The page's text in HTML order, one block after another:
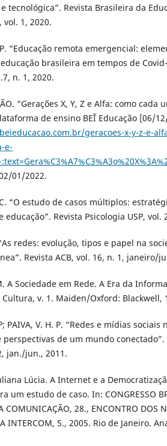
tecnológica”. Revista Brasileira da
vol. 1, 2020.
P. “Educação remota emergencial:
brasileira em tempos de
n. 1, 2020.
“Gerações X, Y, Z e Alfa: como cada
de ensino BEĨ Educação [06/
geracoes-x-y-z-e-
e-
01/2022.
C. “O estudo de casos múltiplos:
educação”. Revista Psicologia USP, vol.
“As redes: evolução, tipos e papel na
Revista ACB, vol. 16, n. 1, janeiro/
A Sociedade em Rede. A Era da
Cultura, v. 1. Maiden/Oxford: Blackwell,
PAIVA, V. H. P. “Redes e mídias
perspectivas de um mundo conectado”.
jan./jun., 2011.
Lúcia. A Internet e a
um estudo de caso. In: CONGRESSO
COMUNICAÇÃO, 28., ENCONTRO DOS
INTERCOM, 5., 2005. Rio de Janeiro.